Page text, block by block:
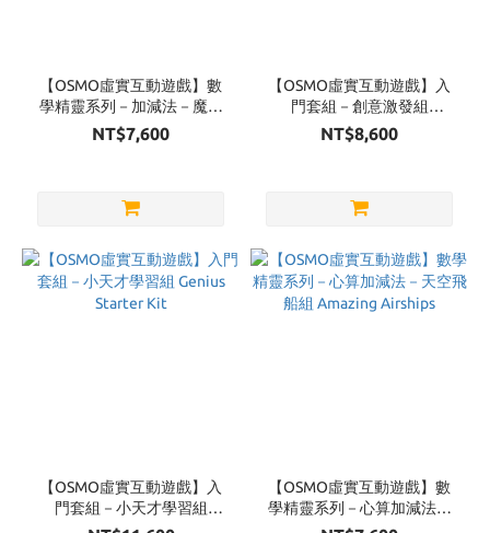
【OSMO虛實互動遊戲】數
學精靈系列－加減法－魔法
世界組 Magical Workshop
NT$7,600
【OSMO虛實互動遊戲】入
門套組－創意激發組
Creative Starter Kit
NT$8,600
【OSMO虛實互動遊戲】入
門套組－小天才學習組
Genius Starter Kit
【OSMO虛實互動遊戲】數
學精靈系列－心算加減法－
天空飛船組 Amazing